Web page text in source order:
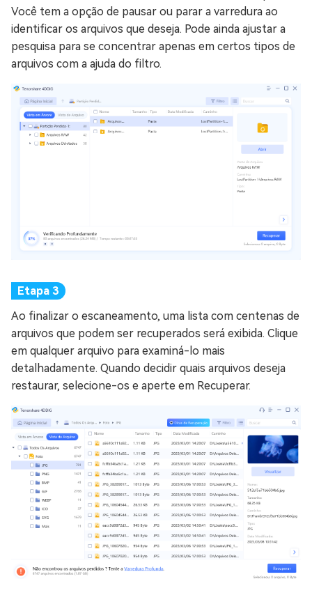
Você tem a opção de pausar ou parar a varredura ao
identificar os arquivos que deseja. Pode ainda ajustar a
pesquisa para se concentrar apenas em certos tipos de
arquivos com a ajuda do filtro.
Ao finalizar o escaneamento, uma lista com centenas de
arquivos que podem ser recuperados será exibida. Clique
em qualquer arquivo para examiná-lo mais
detalhadamente. Quando decidir quais arquivos deseja
restaurar, selecione-os e aperte em Recuperar.